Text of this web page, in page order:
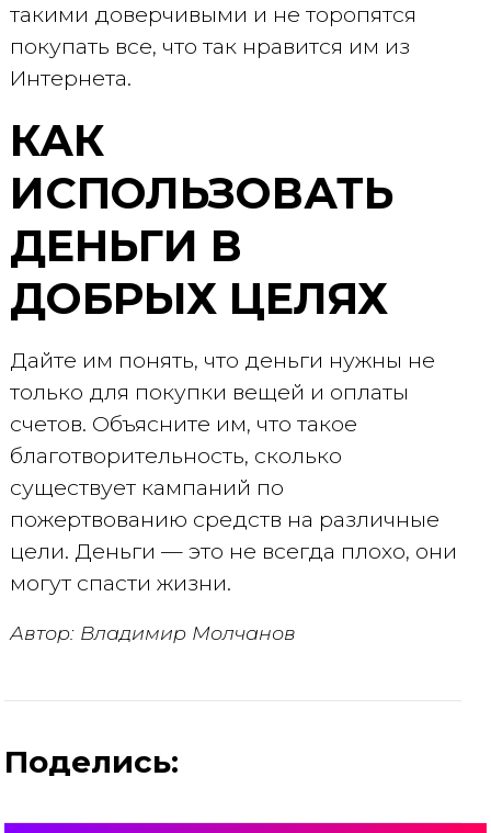
такими доверчивыми и не торопятся
покупать все, что так нравится им из
Интернета.
КАК
ИСПОЛЬЗОВАТЬ
ДЕНЬГИ В
ДОБРЫХ ЦЕЛЯХ
Дайте им понять, что деньги нужны не
только для покупки вещей и оплаты
счетов. Объясните им, что такое
благотворительность, сколько
существует кампаний по
пожертвованию средств на различные
цели. Деньги — это не всегда плохо, они
могут спасти жизни.
Автор: Владимир Молчанов
Поделись: